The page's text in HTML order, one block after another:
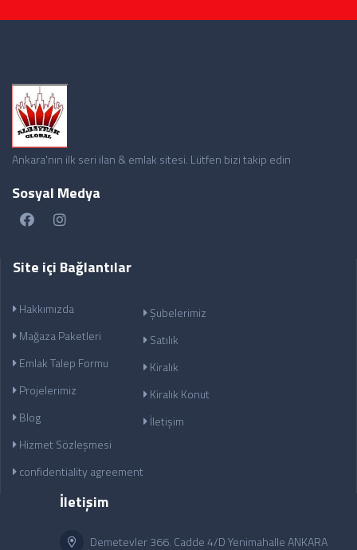
Ankara'nın ilk seri ilan & emlak sitesi. Lütfen bizi takip edin
Sosyal Medya
Site içi Bağlantılar
Hakkımızda
Mağaza Paketleri
Emlak Talep Formu
Projelerimiz
Blog
Hizmet Sözleşmesi
confidentiality agreement
Şubelerimiz
Satılık
Kiralık
Kiralık Konut
İletişim
İletişim
Demetevler 366. Cadde 4/D Yenimahalle ANKARA